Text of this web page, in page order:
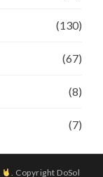
(130)
(67)
(8)
(7)
. Copyright DoSol